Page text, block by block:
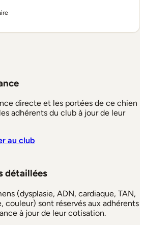
directe et les portées de ce chien
adhérents du club à jour de leur
au club
détaillées
(dysplasie, ADN, cardiaque, TAN,
couleur) sont réservés aux adhérents
à jour de leur cotisation.